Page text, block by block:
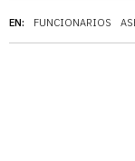
EN: FUNCIONARIOS